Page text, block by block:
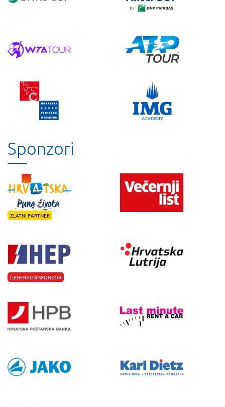
Sponzori
ZLATNI PARTNER
GENERALNI SPONZOR